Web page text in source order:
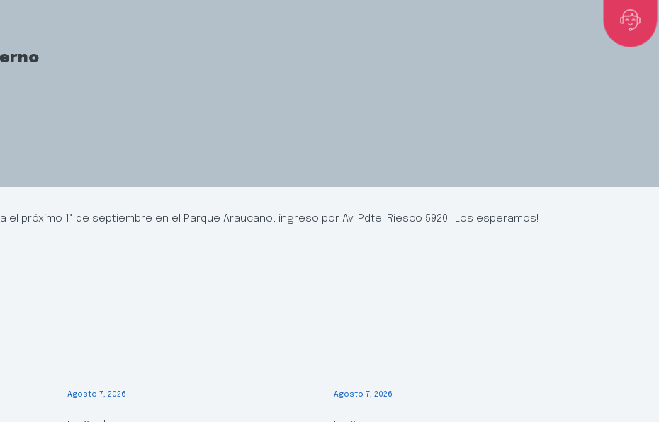
próximo 1° de septiembre en el Parque Araucano, ingreso por Av. Pdte. Riesco 5920. ¡Los esperamos!
Agosto 7, 2026 Agosto 7, 2026